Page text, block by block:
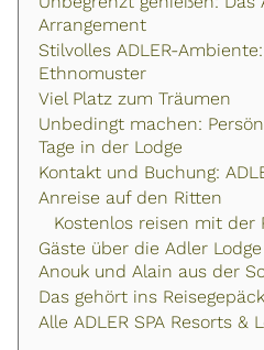
Arrangement
Stilvolles ADLER-
Ethnomuster
Viel Platz zum Träumen
Unbedingt machen:
Tage in der Lodge
Kontakt und Buchung:
Anreise auf den Ritten
Kostenlos reisen mit der
Gäste über die Adler
Anouk und Alain aus der
Das gehört ins Reisegepäck
Alle ADLER SPA Resorts &